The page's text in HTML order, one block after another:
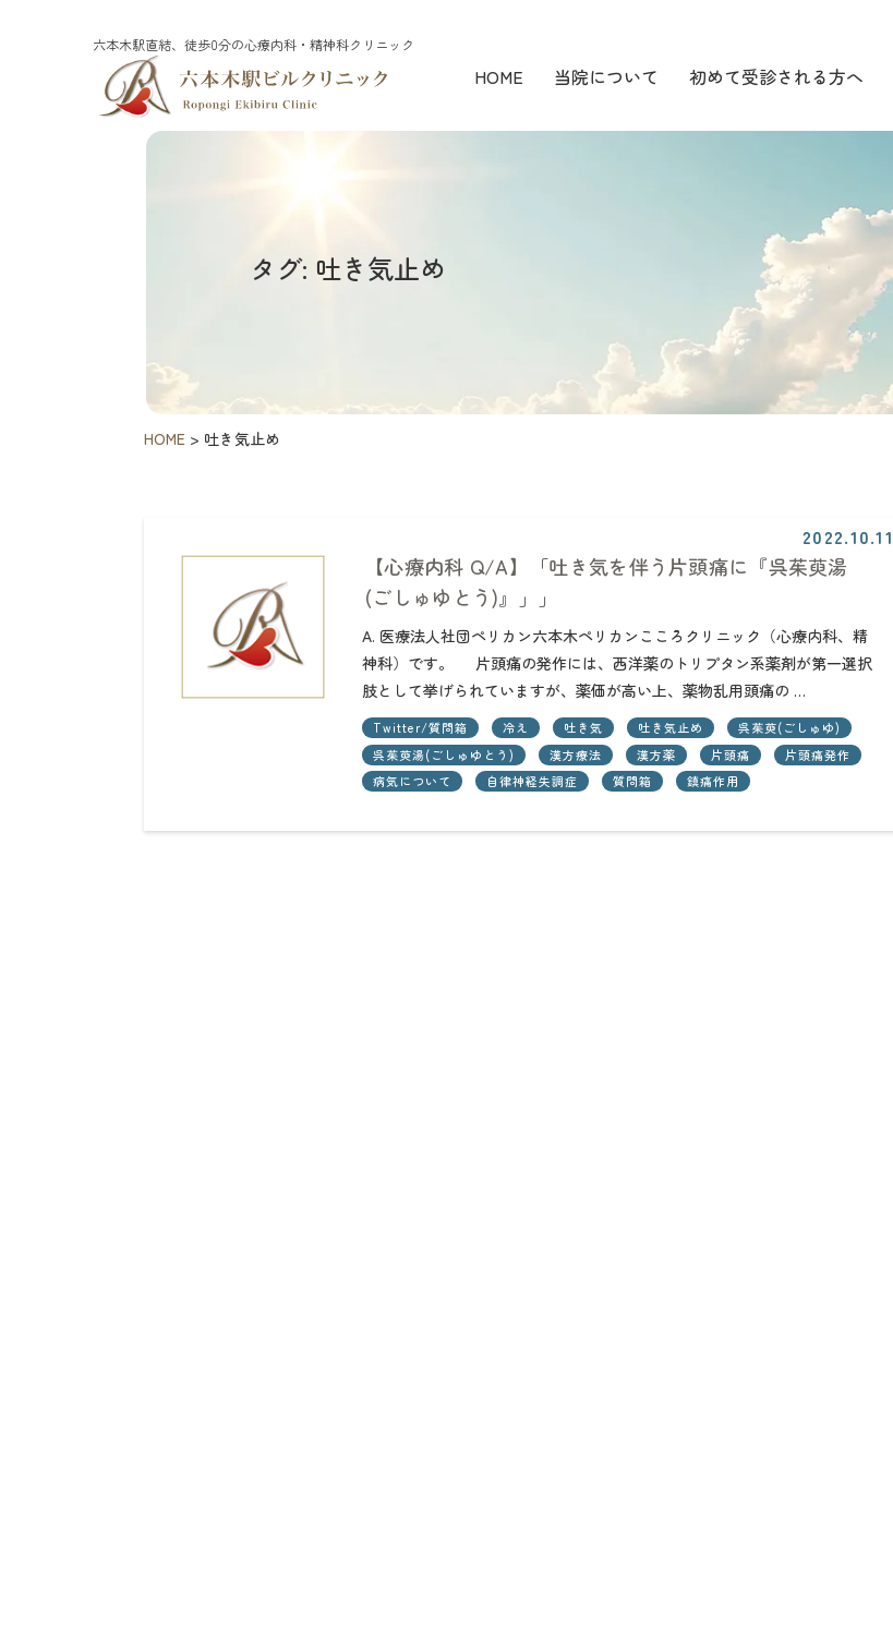
六本木駅直結、徒歩0分の心療内科・精神科クリニック
HOME
当院について 初めて受診される方へ
タグ: 吐き気止め
HOME > 吐き気止め
2022.10.11
【心療内科 Q/A】「吐き気を伴う片頭痛に『呉茱萸湯
(ごしゅゆとう)』」」
A. 医療法人社団ペリカン六本木ペリカンこころクリニック（心療内科、精
神科）です。 片頭痛の発作には、西洋薬のトリプタン系薬剤が第一選択
肢として挙げられていますが、薬価が高い上、薬物乱用頭痛の …
Twitter/質問箱 冷え 吐き気 吐き気止め
呉茱萸(ごしゅゆ)
呉茱萸湯(ごしゅゆとう)
漢方療法 漢方薬 片頭痛
片頭痛発作
病気について
自律神経失調症 質問箱 鎮痛作用